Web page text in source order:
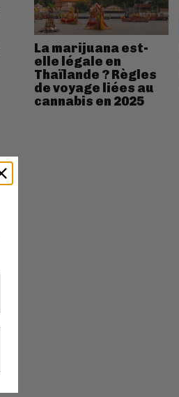
La marijuana est-
elle légale en
Thaïlande ? Règles
de voyage liées au
cannabis en 2025